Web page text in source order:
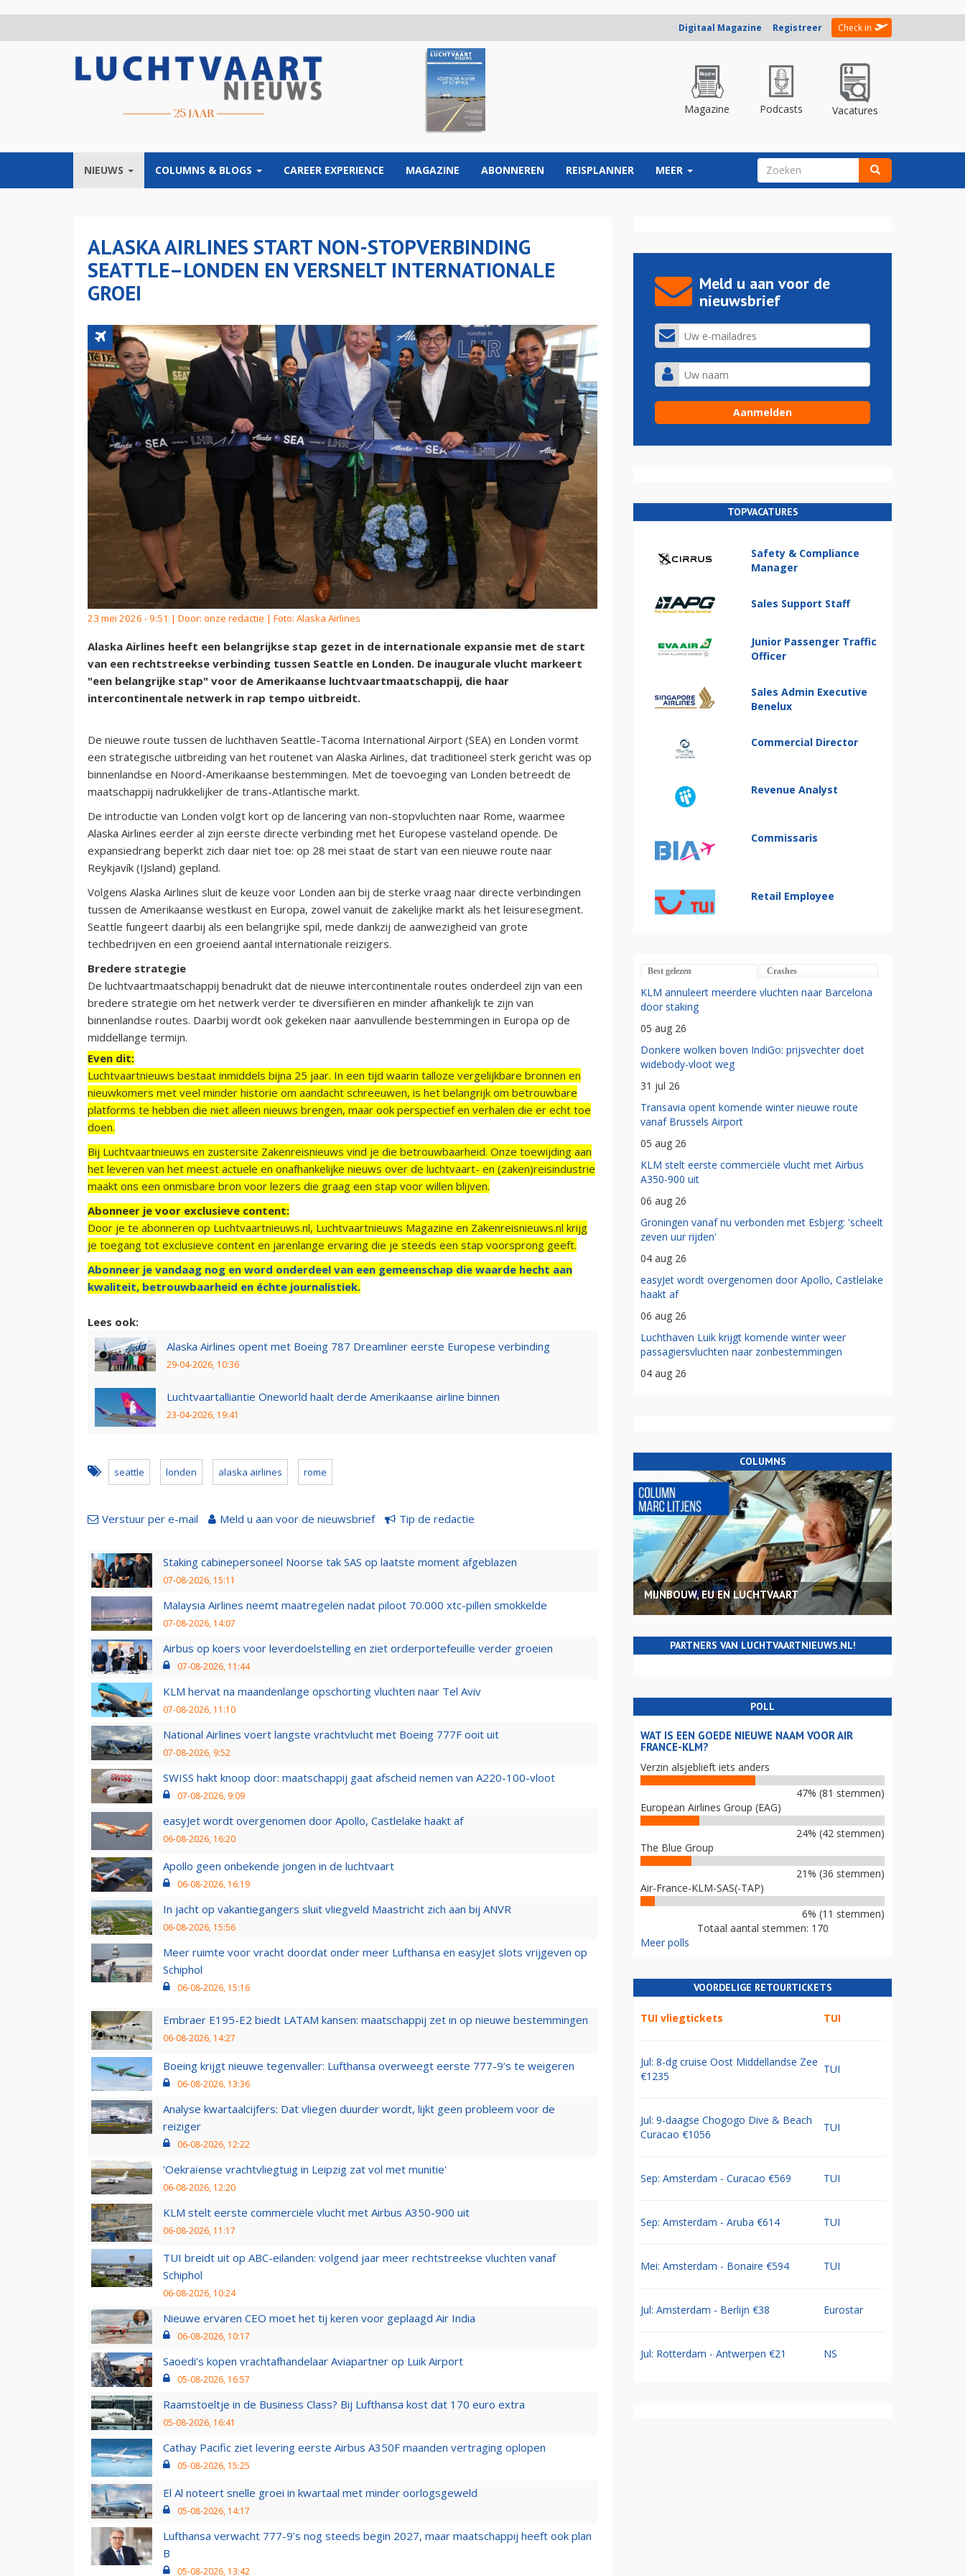
Digitaal Magazine Registreer Check in
Magazine Podcasts Vacatures
NIEUWS COLUMNS & BLOGS CAREER EXPERIENCE MAGAZINE ABONNEREN REISPLANNER MEER ZOEKVELD
ALASKA AIRLINES START NON-STOPVERBINDING
SEATTLE–LONDEN EN VERSNELT INTERNATIONALE
GROEI
23 mei 2026 - 9:51 | Door: onze redactie | Foto: Alaska Airlines
Alaska Airlines heeft een belangrijkse stap gezet in de internationale expansie met de start
van een rechtstreekse verbinding tussen Seattle en Londen. De inaugurale vlucht markeert
"een belangrijke stap" voor de Amerikaanse luchtvaartmaatschappij, die haar
intercontinentale netwerk in rap tempo uitbreidt.
De nieuwe route tussen de luchthaven Seattle-Tacoma International Airport (SEA) en Londen vormt
een strategische uitbreiding van het routenet van Alaska Airlines, dat traditioneel sterk gericht was op
binnenlandse en Noord-Amerikaanse bestemmingen. Met de toevoeging van Londen betreedt de
maatschappij nadrukkelijker de trans-Atlantische markt.
De introductie van Londen volgt kort op de lancering van non-stopvluchten naar Rome, waarmee
Alaska Airlines eerder al zijn eerste directe verbinding met het Europese vasteland opende. De
expansiedrang beperkt zich daar niet toe: op 28 mei staat de start van een nieuwe route naar
Reykjavík (IJsland) gepland.
Volgens Alaska Airlines sluit de keuze voor Londen aan bij de sterke vraag naar directe verbindingen
tussen de Amerikaanse westkust en Europa, zowel vanuit de zakelijke markt als het leisuresegment.
Seattle fungeert daarbij als een belangrijke spil, mede dankzij de aanwezigheid van grote
techbedrijven en een groeiend aantal internationale reizigers.
Bredere strategie
De luchtvaartmaatschappij benadrukt dat de nieuwe intercontinentale routes onderdeel zijn van een
bredere strategie om het netwerk verder te diversifiëren en minder afhankelijk te zijn van
binnenlandse routes. Daarbij wordt ook gekeken naar aanvullende bestemmingen in Europa op de
middellange termijn.
Even dit:
Luchtvaartnieuws bestaat inmiddels bijna 25 jaar. In een tijd waarin talloze vergelijkbare bronnen en
nieuwkomers met veel minder historie om aandacht schreeuwen, is het belangrijk om betrouwbare
platforms te hebben die niet alleen nieuws brengen, maar ook perspectief en verhalen die er echt toe
doen.
Bij Luchtvaartnieuws en zustersite Zakenreisnieuws vind je die betrouwbaarheid. Onze toewijding aan
het leveren van het meest actuele en onafhankelijke nieuws over de luchtvaart- en (zaken)reisindustrie
maakt ons een onmisbare bron voor lezers die graag een stap voor willen blijven.
Abonneer je voor exclusieve content:
Door je te abonneren op Luchtvaartnieuws.nl, Luchtvaartnieuws Magazine en Zakenreisnieuws.nl krijg
je toegang tot exclusieve content en jarenlange ervaring die je steeds een stap voorsprong geeft.
Abonneer je vandaag nog en word onderdeel van een gemeenschap die waarde hecht aan
kwaliteit, betrouwbaarheid en échte journalistiek.
Lees ook:
Alaska Airlines opent met Boeing 787 Dreamliner eerste Europese verbinding
29-04-2026, 10:36
Luchtvaartalliantie Oneworld haalt derde Amerikaanse airline binnen
23-04-2026, 19:41
seattle londen alaska airlines rome
Verstuur per e-mail Meld u aan voor de nieuwsbrief Tip de redactie
Staking cabinepersoneel Noorse tak SAS op laatste moment afgeblazen
07-08-2026, 15:11
Malaysia Airlines neemt maatregelen nadat piloot 70.000 xtc-pillen smokkelde
07-08-2026, 14:07
Airbus op koers voor leverdoelstelling en ziet orderportefeuille verder groeien
07-08-2026, 11:44
KLM hervat na maandenlange opschorting vluchten naar Tel Aviv
07-08-2026, 11:10
National Airlines voert langste vrachtvlucht met Boeing 777F ooit uit
07-08-2026, 9:52
SWISS hakt knoop door: maatschappij gaat afscheid nemen van A220-100-vloot
07-08-2026, 9:09
easyJet wordt overgenomen door Apollo, Castlelake haakt af
06-08-2026, 16:20
Apollo geen onbekende jongen in de luchtvaart
06-08-2026, 16:19
In jacht op vakantiegangers sluit vliegveld Maastricht zich aan bij ANVR
06-08-2026, 15:56
Meer ruimte voor vracht doordat onder meer Lufthansa en easyJet slots vrijgeven op
Schiphol
06-08-2026, 15:16
Embraer E195-E2 biedt LATAM kansen: maatschappij zet in op nieuwe bestemmingen
06-08-2026, 14:27
Boeing krijgt nieuwe tegenvaller: Lufthansa overweegt eerste 777-9’s te weigeren
06-08-2026, 13:36
Analyse kwartaalcijfers: Dat vliegen duurder wordt, lijkt geen probleem voor de
reiziger
06-08-2026, 12:22
'Oekraïense vrachtvliegtuig in Leipzig zat vol met munitie'
06-08-2026, 12:20
KLM stelt eerste commerciële vlucht met Airbus A350-900 uit
06-08-2026, 11:17
TUI breidt uit op ABC-eilanden: volgend jaar meer rechtstreekse vluchten vanaf
Schiphol
06-08-2026, 10:24
Nieuwe ervaren CEO moet het tij keren voor geplaagd Air India
06-08-2026, 10:17
Saoedi’s kopen vrachtafhandelaar Aviapartner op Luik Airport
05-08-2026, 16:57
Raamstoeltje in de Business Class? Bij Lufthansa kost dat 170 euro extra
05-08-2026, 16:41
Cathay Pacific ziet levering eerste Airbus A350F maanden vertraging oplopen
05-08-2026, 15:25
El Al noteert snelle groei in kwartaal met minder oorlogsgeweld
05-08-2026, 14:17
Lufthansa verwacht 777-9’s nog steeds begin 2027, maar maatschappij heeft ook plan
B
05-08-2026, 13:42
Meld u aan voor de
nieuwsbrief
TOPVACATURES
Safety & Compliance
Manager
Sales Support Staff
Junior Passenger Traffic
Officer
Sales Admin Executive
Benelux
Commercial Director
Revenue Analyst
Commissaris
Retail Employee
Best gelezen Crashes
KLM annuleert meerdere vluchten naar Barcelona
door staking
05 aug 26
Donkere wolken boven IndiGo: prijsvechter doet
widebody-vloot weg
31 jul 26
Transavia opent komende winter nieuwe route
vanaf Brussels Airport
05 aug 26
KLM stelt eerste commerciële vlucht met Airbus
A350-900 uit
06 aug 26
Groningen vanaf nu verbonden met Esbjerg: 'scheelt
zeven uur rijden'
04 aug 26
easyJet wordt overgenomen door Apollo, Castlelake
haakt af
06 aug 26
Luchthaven Luik krijgt komende winter weer
passagiersvluchten naar zonbestemmingen
04 aug 26
COLUMNS
MIJNBOUW, EU EN LUCHTVAART
PARTNERS VAN LUCHTVAARTNIEUWS.NL!
POLL
WAT IS EEN GOEDE NIEUWE NAAM VOOR AIR
FRANCE-KLM?
Verzin alsjeblieft iets anders
47% (81 stemmen)
European Airlines Group (EAG)
24% (42 stemmen)
The Blue Group
21% (36 stemmen)
Air-France-KLM-SAS(-TAP)
6% (11 stemmen)
Totaal aantal stemmen: 170
Meer polls
VOORDELIGE RETOURTICKETS
TUI vliegtickets TUI
Jul: 8-dg cruise Oost Middellandse Zee
€1235
TUI
Jul: 9-daagse Chogogo Dive & Beach
Curacao €1056
TUI
Sep: Amsterdam - Curacao €569 TUI
Sep: Amsterdam - Aruba €614 TUI
Mei: Amsterdam - Bonaire €594 TUI
Jul: Amsterdam - Berlijn €38 Eurostar
Jul: Rotterdam - Antwerpen €21 NS